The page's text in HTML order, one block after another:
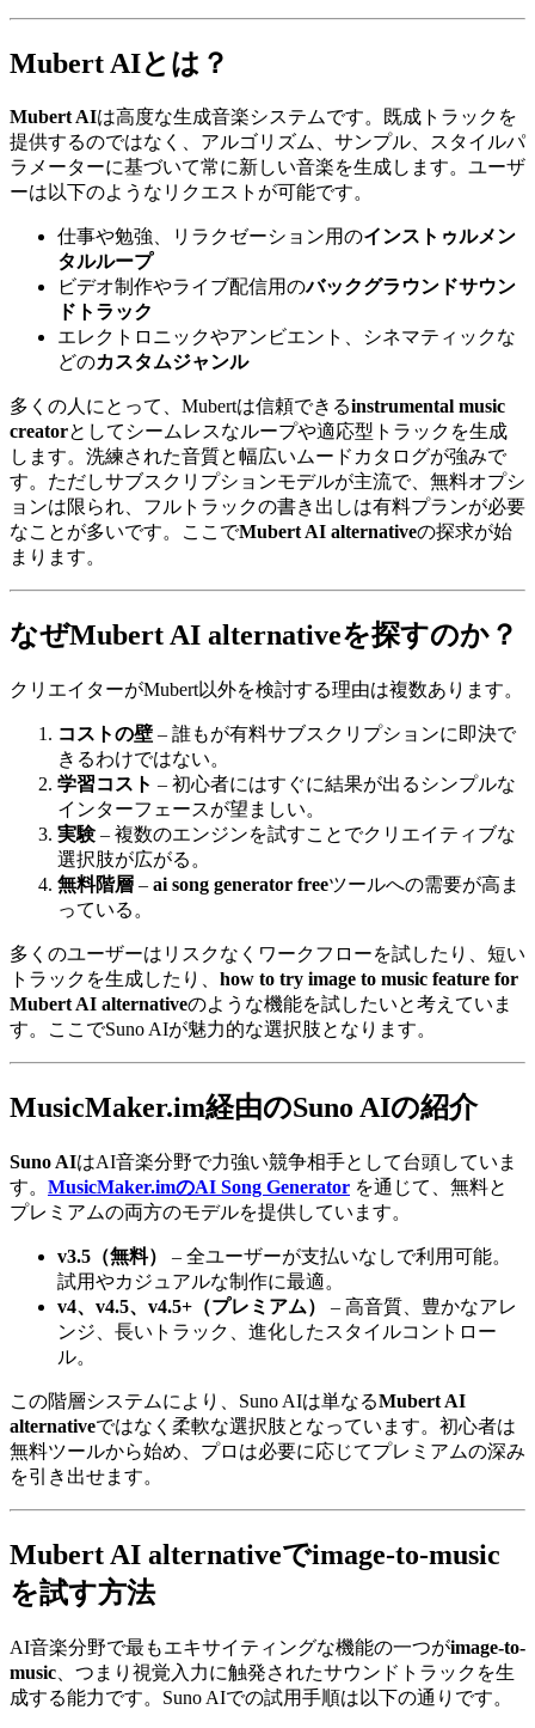
Mubert AIとは？
Mubert AIは高度な生成音楽システムです。既成トラックを
提供するのではなく、アルゴリズム、サンプル、スタイルパ
ラメーターに基づいて常に新しい音楽を生成します。ユーザ
ーは以下のようなリクエストが可能です。
仕事や勉強、リラクゼーション用のインストゥルメン
タルループ
ビデオ制作やライブ配信用のバックグラウンドサウン
ドトラック
エレクトロニックやアンビエント、シネマティックな
どのカスタムジャンル
多くの人にとって、Mubertは信頼できるinstrumental music
creatorとしてシームレスなループや適応型トラックを生成
します。洗練された音質と幅広いムードカタログが強みで
す。ただしサブスクリプションモデルが主流で、無料オプシ
ョンは限られ、フルトラックの書き出しは有料プランが必要
なことが多いです。ここでMubert AI alternativeの探求が始
まります。
なぜMubert AI alternativeを探すのか？
クリエイターがMubert以外を検討する理由は複数あります。
コストの壁 – 誰もが有料サブスクリプションに即決で
きるわけではない。
学習コスト – 初心者にはすぐに結果が出るシンプルな
インターフェースが望ましい。
実験– 複数のエンジンを試すことでクリエイティブな
選択肢が広がる。
無料階層 – ai song generator freeツールへの需要が高ま
っている。
多くのユーザーはリスクなくワークフローを試したり、短い
トラックを生成したり、 how to try image to music feature for
Mubert AI alternativeのような機能を試したいと考えていま
す。ここでSuno AIが魅力的な選択肢となります。
MusicMaker.im経由のSuno AIの紹介
Suno AIはAI音楽分野で力強い競争相手として台頭していま
す。 MusicMaker.imのAI Song Generator を通じて、無料と
プレミアムの両方のモデルを提供しています。
v3.5（無料）
– 全ユーザーが支払いなしで利用可能。
試用やカジュアルな制作に最適。
v4、v4.5、v4.5+（プレミアム）
– 高音質、豊かなアレ
ンジ、長いトラック、進化したスタイルコントロー
ル。
この階層システムにより、Suno AIは単なるMubert AI
alternativeではなく柔軟な選択肢となっています。初心者は
無料ツールから始め、プロは必要に応じてプレミアムの深み
を引き出せます。
Mubert AI alternativeでimage-to-music
を試す方法
AI音楽分野で最もエキサイティングな機能の一つがimage-to-
music 、つまり視覚入力に触発されたサウンドトラックを生
成する能力です。Suno AIでの試用手順は以下の通りです。